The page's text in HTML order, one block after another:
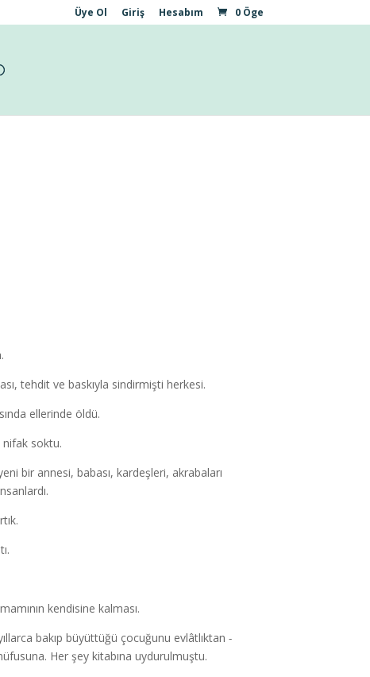
Üye Ol Giriş Hesabım 0 Öge
tehdit ve baskıyla sindirmişti herkesi.
ellerinde öldü.
nifak soktu.
bir annesi, babası, kardeşleri, akrabaları
kendisine kalması.
bakıp büyüttüğü çocuğunu evlâtlıktan -
Her şey kitabına uydurulmuştu.